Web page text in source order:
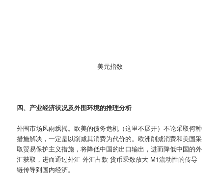
美元指数
四、产业经济状况及外围环境的推理分析
外围市场风雨飘摇。欧美的债务危机（这里不展开）不论采取何种
措施解决，一定是以削减其消费为代价的。欧洲削减消费和美国采
取贸易保护主义措施，将降低中国的出口输出，进而降低中国的外
汇获取，进而通过外汇-外汇占款-货币乘数放大-M1流动性的传导
链传导到国内经济。